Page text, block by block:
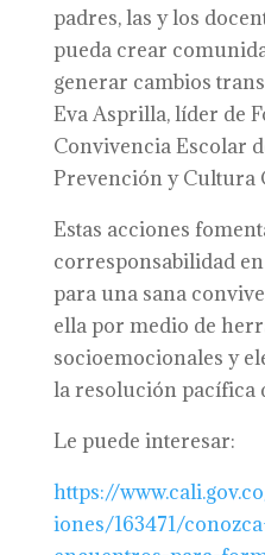
padres, las y los
pueda crear
generar cambios
Eva Asprilla, líder de
Convivencia Escolar
Prevención y Cultura
Estas acciones
corresponsabilidad
para una sana
ella por medio de
socioemocionales y
la resolución pacífica
Le puede interesar:
https://
iones/163471/